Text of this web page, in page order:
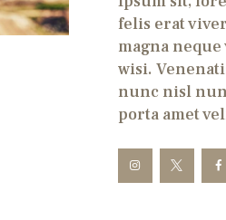
felis erat
magna
wisi.
nunc nisl
porta amet